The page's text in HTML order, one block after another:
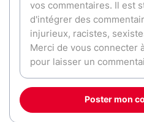
Poster mon